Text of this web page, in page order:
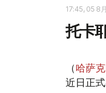
17:45, 05 8
托卡
（哈萨
近日正